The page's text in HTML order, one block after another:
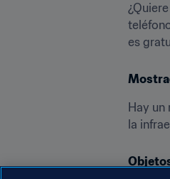
es
Hay
la